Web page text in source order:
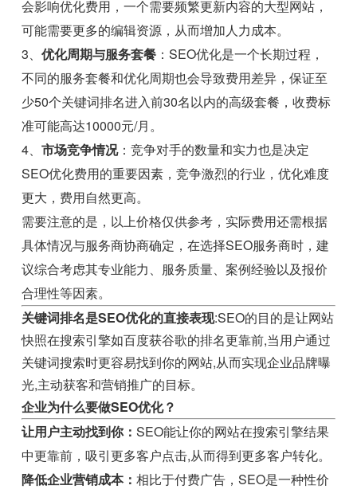
会影响优化费用，一个需要频繁更新内容的大型网站，
可能需要更多的编辑资源，从而增加人力成本。
3、优化周期与服务套餐 ：SEO优化是一个长期过程，
不同的服务套餐和优化周期也会导致费用差异，保证至
少50个关键词排名进入前30名以内的高级套餐，收费标
准可能高达10000元/月。
4、市场竞争情况：竞争对手的数量和实力也是决定
SEO优化费用的重要因素，竞争激烈的行业，优化难度
更大，费用自然更高。
需要注意的是，以上价格仅供参考，实际费用还需根据
具体情况与服务商协商确定，在选择SEO服务商时，建
议综合考虑其专业能力、服务质量、案例经验以及报价
合理性等因素。
关键词排名是SEO优化的直接表现:SEO的目的是让网站
快照在搜索引擎如百度获谷歌的排名更靠前,当用户通过
关键词搜索时更容易找到你的网站,从而实现企业品牌曝
光,主动获客和营销推广的目标。
企业为什么要做SEO优化？
让用户主动找到你：SEO能让你的网站在搜索引擎结果
中更靠前，吸引更多客户点击,从而得到更多客户转化。
降低企业营销成本：相比于付费广告，SEO是一种性价